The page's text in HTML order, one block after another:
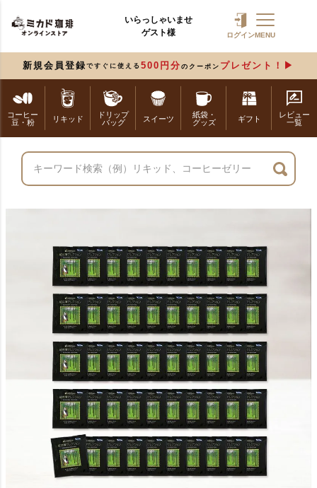
いらっしゃいませ
ゲスト様
ログインMENU
新規会員登録 ですぐに使える 500円分 のクーポン プレゼント！
コーヒー
豆・粉
リキッド
ドリップ
バッグ
スイーツ
紙袋・
グッズ
ギフト
レビュー
一覧